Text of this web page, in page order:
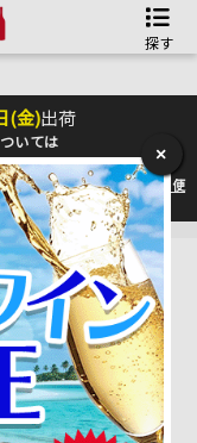
探す
(金)出荷
いては
ります。最新情報は佐川急便
×